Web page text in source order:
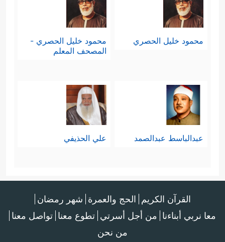
محمود خليل الحصري
محمود خليل الحصري -
المصحف المعلم
عبدالباسط عبدالصمد علي الحذيفي
القرآن الكريم الحج والعمرة شهر رمضان
معا نربي أبناءنا من أجل أسرتي تطوع معنا تواصل معنا
من نحن